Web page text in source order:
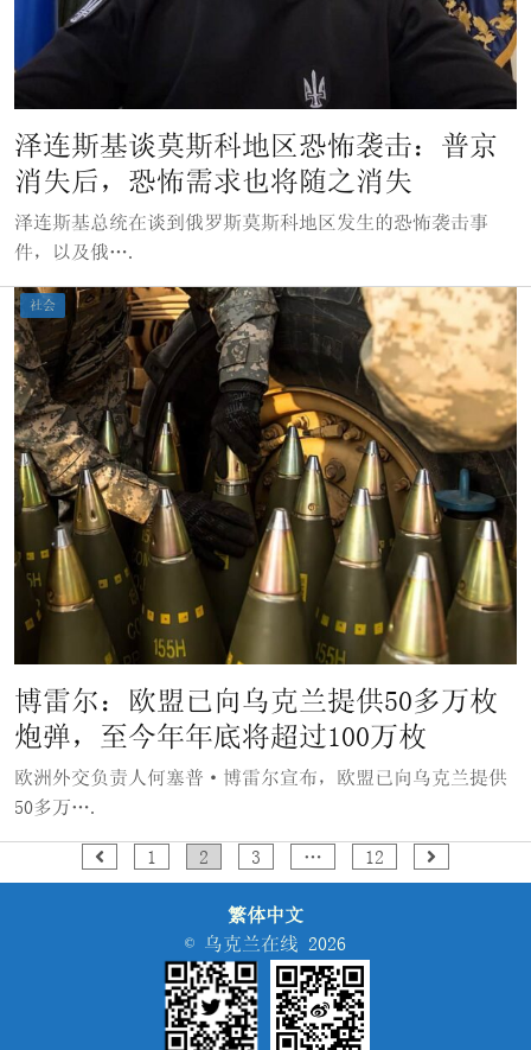
泽连斯基谈莫斯科地区恐怖袭击：普京
消失后，恐怖需求也将随之消失
泽连斯基总统在谈到俄罗斯莫斯科地区发生的恐怖袭击事
件，以及俄….
社会
博雷尔：欧盟已向乌克兰提供50多万枚
炮弹，至今年年底将超过100万枚
欧洲外交负责人何塞普·博雷尔宣布，欧盟已向乌克兰提供
50多万….
1 2 3 … 12
繁体中文
© 乌克兰在线 2026